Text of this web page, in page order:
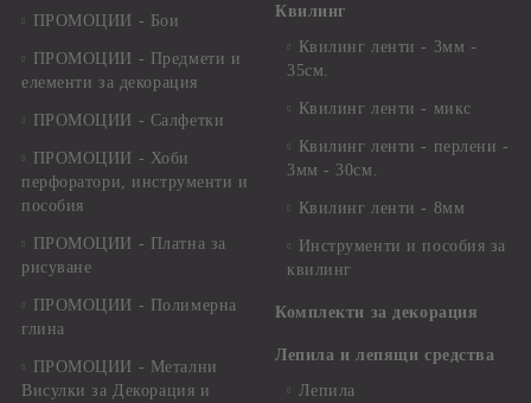
ПРОМОЦИИ - Бои
ПРОМОЦИИ - Предмети и
елементи за декорация
ПРОМОЦИИ - Салфетки
ПРОМОЦИИ - Хоби
перфоратори, инструменти и
пособия
ПРОМОЦИИ - Платна за
рисуване
ПРОМОЦИИ - Полимерна
глина
ПРОМОЦИИ - Метални
Висулки за Декорация и
Квилинг
Квилинг ленти - 3мм -
35см.
Квилинг ленти - микс
Квилинг ленти - перлени -
3мм - 30см.
Квилинг ленти - 8мм
Инструменти и пособия за
квилинг
Комплекти за декорация
Лепила и лепящи средства
Лепила